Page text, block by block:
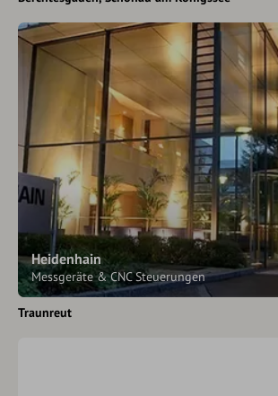
Heidenhain
Messgeräte & CNC Steuerungen
Traunreut